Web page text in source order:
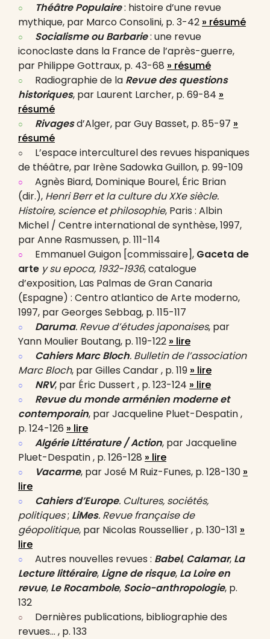
Théâtre Populaire: histoire d’une revue
mythique, par Marco Consolini, p. 3-42 » résumé
Socialisme ou Barbarie: une revue
iconoclaste dans la France de l’après-guerre,
par Philippe Gottraux, p. 43-68 » résumé
Radiographie de la Revue des questions
historiques, par Laurent Larcher, p. 69-84 »
résumé
Rivagesd’Alger, par Guy Basset, p. 85-97 »
résumé
L’espace interculturel des revues hispaniques
de théâtre, par Irène Sadowka Guillon, p. 99-109
Agnès Biard, Dominique Bourel, Éric Brian
(dir.), Henri Berr et la culture du XXe siècle.
Histoire, science et philosophie, Paris : Albin
Michel / Centre international de synthèse, 1997,
par Anne Rasmussen, p. 111-114
Emmanuel Guigon [commissaire], Gaceta de
arte y su epoca, 1932-1936, catalogue
d’exposition, Las Palmas de Gran Canaria
(Espagne) : Centro atlantico de Arte moderno,
1997, par Georges Sebbag, p. 115-117
Daruma. Revue d’études japonaises, par
Yann Moulier Boutang, p. 119-122 » lire
Cahiers Marc Bloch. Bulletin de l’association
Marc Bloch, par Gilles Candar , p. 119 » lire
NRV, par Éric Dussert , p. 123-124 » lire
Revue du monde arménien moderne et
contemporain, par Jacqueline Pluet-Despatin ,
p. 124-126 » lire
Algérie Littérature / Action, par Jacqueline
Pluet-Despatin , p. 126-128 » lire
Vacarme, par José M Ruiz-Funes, p. 128-130 »
lire
Cahiers d’Europe. Cultures, sociétés,
politiques; LiMes. Revue française de
géopolitique, par Nicolas Roussellier , p. 130-131 »
lire
Autres nouvelles revues : Babel, Calamar, La
Lecture littéraire, Ligne de risque, La Loire en
revue, Le Rocambole, Socio-anthropologie, p.
132
Dernières publications, bibliographie des
revues… , p. 133